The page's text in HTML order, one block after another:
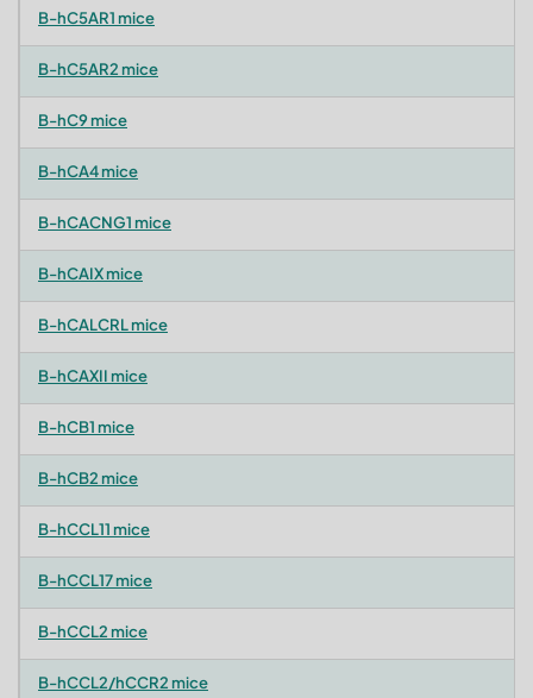
B-hC5AR1 mice
B-hC5AR2 mice
B-hC9 mice
B-hCA4 mice
B-hCACNG1 mice
B-hCAIX mice
B-hCALCRL mice
B-hCAXII mice
B-hCB1 mice
B-hCB2 mice
B-hCCL11 mice
B-hCCL17 mice
B-hCCL2 mice
B-hCCL2/hCCR2 mice